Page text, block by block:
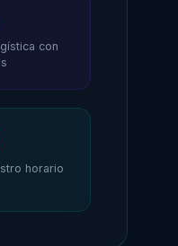
con
horario